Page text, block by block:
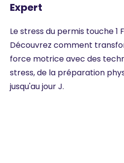
Expert
Le stress du permis touche 1
Découvrez comment
force motrice avec des
stress, de la préparation
jusqu'au jour J.